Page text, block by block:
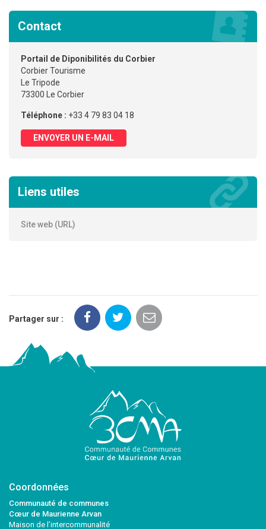
Contact
Portail de Diponibilités du Corbier
Corbier Tourisme
Le Tripode
73300 Le Corbier
Téléphone : +33 4 79 83 04 18
ENVOYER UN E-MAIL
Liens utiles
Site web (URL)
Partager sur :
Coordonnées
Communauté de communes
Cœur de Maurienne Arvan
Maison de l’intercommunalité